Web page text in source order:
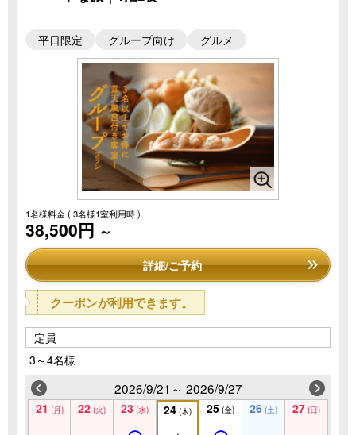
平日限定 グループ向け グルメ
1名様料金( 3名様1室利用時 )
38,500円 ～
詳細/ご予約
クーポンが利用できます。
定員
3～4名様
2026/9/21～ 2026/9/27
21 (月) 22 (火) 23 (水) 24 (木) 25 (金) 26 (土) 27 (日)